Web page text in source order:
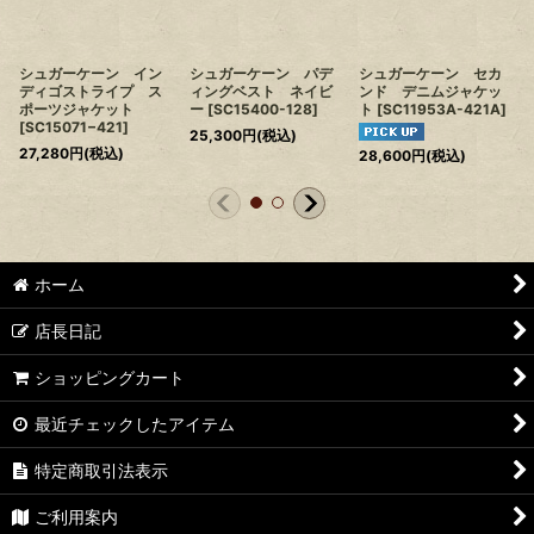
シュガーケーン イン
ディゴストライプ ス
ポーツジャケット
[SC15071−421]
27,280円(税込)
シュガーケーン パデ
ィングベスト ネイビ
ー [SC15400-128]
25,300円(税込)
シュガーケーン セカ
ンド デニムジャケッ
ト [SC11953A-421A]
28,600円(税込)
ホーム
店長日記
ショッピングカート
最近チェックしたアイテム
特定商取引法表示
ご利用案内